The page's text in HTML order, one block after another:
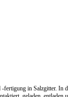
fertigung in Salzgitter. In